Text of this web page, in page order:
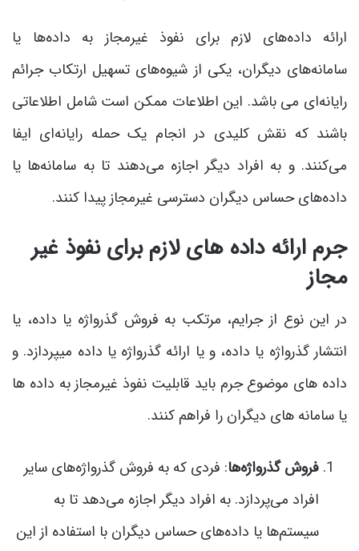
ارائه داده‌های لازم برای نفوذ غیرمجاز به داده‌ها یا
سامانه‌های دیگران، یکی از شیوه‌های تسهیل ارتکاب جرائم
رایانه‌ای می باشد. این اطلاعات ممکن است شامل اطلاعاتی
باشند که نقش کلیدی در انجام یک حمله رایانه‌ای ایفا
می‌کنند. و به افراد دیگر اجازه می‌دهند تا به سامانه‌ها یا
داده‌های حساس دیگران دسترسی غیرمجاز پیدا کنند.
جرم ارائه داده های لازم برای نفوذ غیر
مجاز
در این نوع از جرایم، مرتکب به فروش گذرواژه یا داده، یا
انتشار گذرواژه یا داده، و یا ارائه گذرواژه یا داده میپردازد. و
داده های موضوع جرم باید قابلیت نفوذ غیرمجاز به داده ها
یا سامانه های دیگران را فراهم کنند.
فروش گذرواژه‌ها: فردی که به فروش گذرواژه‌های سایر
افراد می‌پردازد. به افراد دیگر اجازه می‌دهد تا به
سیستم‌ها یا داده‌های حساس دیگران با استفاده از این